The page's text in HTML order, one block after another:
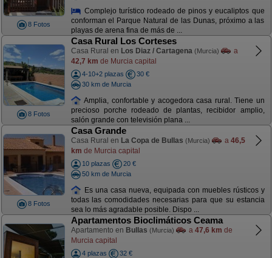
8 Fotos
Complejo turístico rodeado de pinos y eucaliptos que
conforman el Parque Natural de las Dunas, próximo a las
playas de arena fina de más de ...
8 Fotos
Casa Rural Los Corteses
Casa Rural en Los Diaz / Cartagena (Murcia)
a
42,7 km de Murcia capital
4-10+2 plazas
30 €
30 km de Murcia
Amplia, confortable y acogedora casa rural. Tiene un
precioso porche rodeado de plantas, recibidor amplio,
salón grande con televisión plana ...
8 Fotos
Casa Grande
Casa Rural en La Copa de Bullas (Murcia) a 46,5
km de Murcia capital
10 plazas
20 €
50 km de Murcia
Es una casa nueva, equipada con muebles rústicos y
todas las comodidades necesarias para que su estancia
sea lo más agradable posible. Dispo ...
Apartamentos Bioclimáticos Ceama
Apartamento en Bullas (Murcia) a 47,6 km de
Murcia capital
4 plazas
32 €